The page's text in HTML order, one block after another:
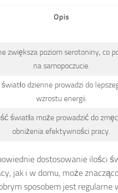
Opis
zwiększa poziom serotoniny, co
na samopoczucie.
dzienne prowadzi do
wzrostu energii.
światła może prowadzić do
obniżenia efektywności pracy.
dostosowanie ilości
jak i w domu, może
sposobem jest regularne